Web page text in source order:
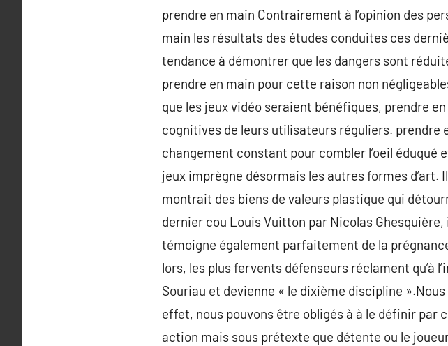
prendre en main Contrairement à l’opinion des
main les résultats des études conduites ces
tendance à démontrer que les dangers sont
prendre en main pour cette raison non
que les jeux vidéo seraient bénéfiques, prendre
cognitives de leurs utilisateurs réguliers.
changement constant pour combler l’oeil éduqué
jeux imprègne désormais les autres formes d’art.
montrait des biens de valeurs plastique qui
dernier cou Louis Vuitton par Nicolas
témoigne également parfaitement de la
lors, les plus fervents défenseurs réclament qu’à
Souriau et devienne « le dixième discipline
effet, nous pouvons être obligés à à le définir par
action mais sous prétexte que détente ou le